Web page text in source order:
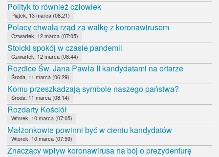
Polityk to również człowiek
Piątek, 13 marca (08:21)
Polacy chwalą rząd za walkę z koronawirusem
Czwartek, 12 marca (07:05)
Stoicki spokój w czasie pandemii
Czwartek, 12 marca (08:44)
Rozdice Św. Jana Pawła II kandydatami na ołtarze
Środa, 11 marca (06:29)
Komu przeszkadzają symbole naszego państwa?
Środa, 11 marca (08:14)
Rozdarty Kościół
Wtorek, 10 marca (07:05)
Małżonkowie powinni być w cieniu kandydatów
Wtorek, 10 marca (07:59)
Znaczący wpływ koronawirusa na bój o prezydenturę